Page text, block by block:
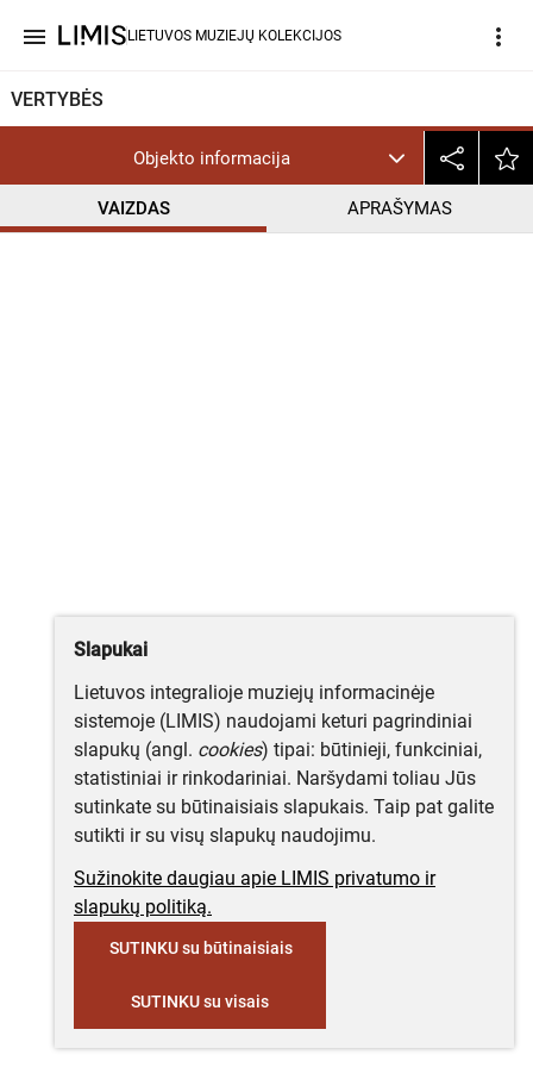
menu LIETUVOS MUZIEJŲ KOLEKCIJOS more_vert
VERTYBĖS
Objekto informacija
VAIZDAS APRAŠYMAS
CC BY-NC
Slapukai
Lietuvos integralioje muziejų informacinėje
sistemoje (LIMIS) naudojami keturi pagrindiniai
slapukų (angl. cookies) tipai: būtinieji, funkciniai,
statistiniai ir rinkodariniai. Naršydami toliau Jūs
sutinkate su būtinaisiais slapukais. Taip pat galite
sutikti ir su visų slapukų naudojimu.
Sužinokite daugiau apie LIMIS privatumo ir
slapukų politiką.
SUTINKU su būtinaisiais
SUTINKU su visais